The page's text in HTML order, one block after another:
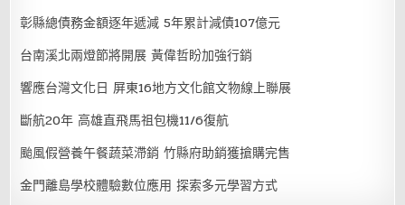
彰縣總債務金額逐年遞減 5年累計減債107億元
台南溪北兩燈節將開展 黃偉哲盼加強行銷
響應台灣文化日 屏東16地方文化館文物線上聯展
斷航20年 高雄直飛馬祖包機11/6復航
颱風假營養午餐蔬菜滯銷 竹縣府助銷獲搶購完售
金門離島學校體驗數位應用 探索多元學習方式